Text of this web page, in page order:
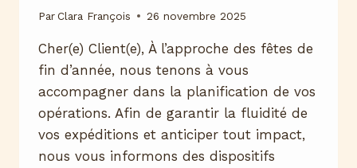
ParClara François 26 novembre 2025
Cher(e) Client(e), À l’approche des fêtes de
fin d’année, nous tenons à vous
accompagner dans la planification de vos
opérations. Afin de garantir la fluidité de
vos expéditions et anticiper tout impact,
nous vous informons des dispositifs